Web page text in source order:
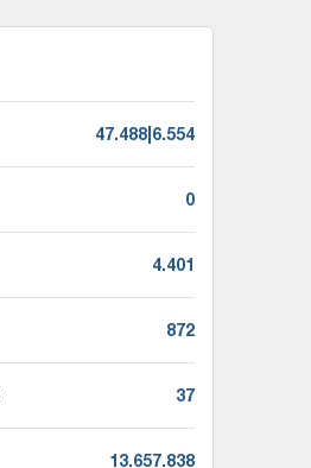
47.488|6.554
0
4.401
872
37
13.657.838